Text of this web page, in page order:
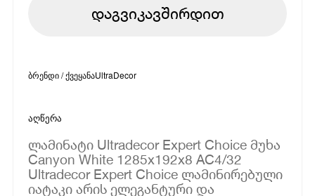
დაგვიკავშირდით
ბრენდი / ქვეყანაUltraDecor
აღწერა
ლამინატი Ultradecor Expert Choice მუხა
Canyon White 1285x192x8 AC4/32
Ultradecor Expert Choice ლამინირებული
იატაკი არის ელეგანტური და